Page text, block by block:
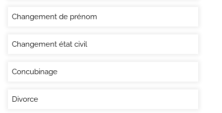
Changement de prénom
Changement état civil
Concubinage
Divorce